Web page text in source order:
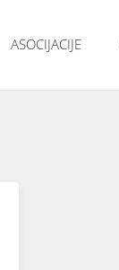
ASOCIJACIJE